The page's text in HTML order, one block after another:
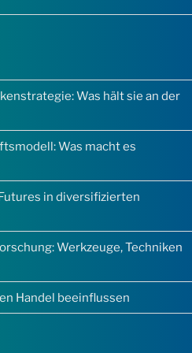
Was hält sie an der
Was macht es
in diversifizierten
Werkzeuge, Techniken
Handel beeinflussen